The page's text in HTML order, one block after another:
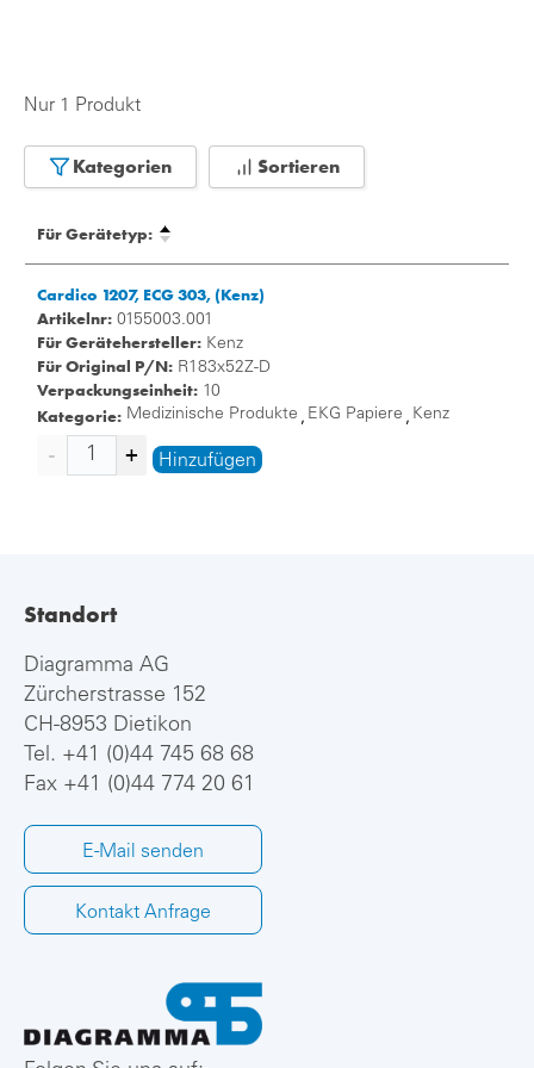
Nur 1 Produkt
Kategorien Sortieren
Für Gerätetyp:
Cardico 1207, ECG 303, (Kenz)
Artikelnr: 0155003.001
Für Gerätehersteller: Kenz
Für Original P/N: R183x52Z-D
Verpackungseinheit: 10
Kategorie: Medizinische Produkte , EKG Papiere , Kenz
Hinzufügen
Standort
Diagramma AG
Zürcherstrasse 152
CH-8953 Dietikon
Tel. +41 (0)44 745 68 68
Fax +41 (0)44 774 20 61
E-Mail senden
Kontakt Anfrage